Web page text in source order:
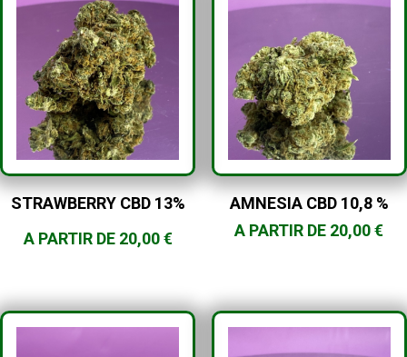
STRAWBERRY CBD 13%
A PARTIR DE 20,00€
AMNESIA CBD 10,8 %
A PARTIR DE 20,00€